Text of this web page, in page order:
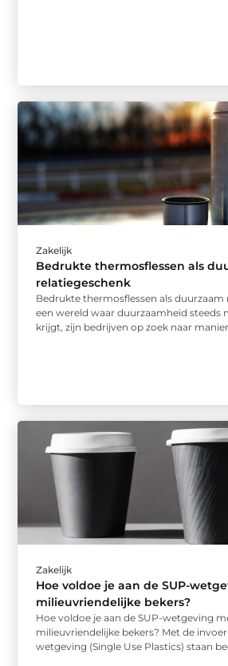
Zakelijk
Bedrukte thermosflessen als
relatiegeschenk
Bedrukte thermosflessen als duurzaam
een wereld waar duurzaamheid steeds
krijgt, zijn bedrijven op zoek naar
Zakelijk
Hoe voldoe je aan de SUP-
milieuvriendelijke bekers?
Hoe voldoe je aan de SUP-wetgeving
milieuvriendelijke bekers? Met de
wetgeving (Single Use Plastics) staan